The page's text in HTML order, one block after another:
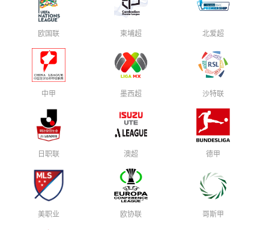
欧国联 柬埔超 北爱超
中甲 墨西超 沙特联
日职联 澳超 德甲
美职业 欧协联 哥斯甲